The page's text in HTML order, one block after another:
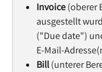
Invoice (oberer
ausgestellt
("Due date")
E-Mail-
Bill (unterer